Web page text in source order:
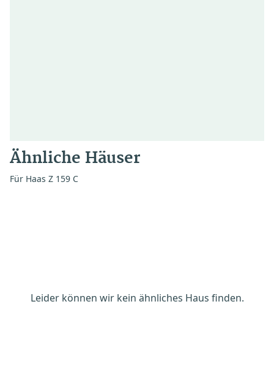
Ähnliche Häuser
Für Haas Z 159 C
Leider können wir kein ähnliches Haus finden.